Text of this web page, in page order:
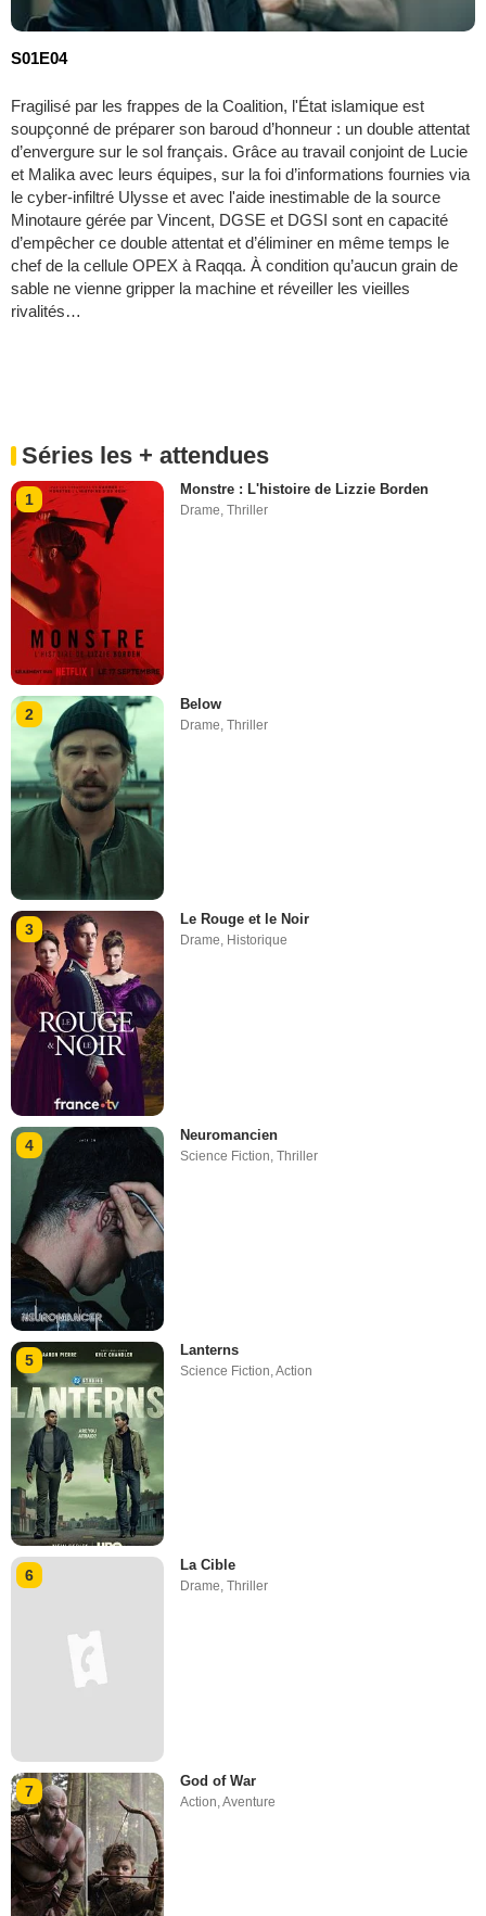
S01E04
Fragilisé par les frappes de la Coalition, l'État islamique est
soupçonné de préparer son baroud d’honneur : un double attentat
d’envergure sur le sol français. Grâce au travail conjoint de Lucie
et Malika avec leurs équipes, sur la foi d’informations fournies via
le cyber-infiltré Ulysse et avec l'aide inestimable de la source
Minotaure gérée par Vincent, DGSE et DGSI sont en capacité
d’empêcher ce double attentat et d’éliminer en même temps le
chef de la cellule OPEX à Raqqa. À condition qu’aucun grain de
sable ne vienne gripper la machine et réveiller les vieilles
rivalités…
Séries les + attendues
1
Monstre : L'histoire de Lizzie Borden
Drame ,Thriller
2
Below
Drame,Thriller
3
Le Rouge et le Noir
Drame, Historique
4
Neuromancien
Science Fiction ,Thriller
5
Lanterns
Science Fiction,Action
6
La Cible
Drame,Thriller
7
God of War
Action ,Aventure